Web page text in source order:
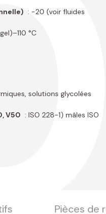
: -20 (voir fluides
°C
solutions glycolées
V50 : ISO 228-1) mâles ISO
Pièces de